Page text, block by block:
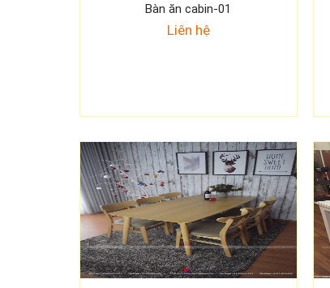
Bàn ăn cabin-01
Liên hệ